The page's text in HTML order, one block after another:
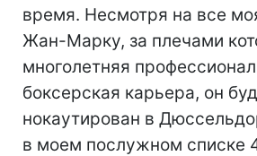
время. Несмотря на все
Жан-Марку, за плечами
многолетняя
боксерская карьера, он
нокаутирован в
в моем послужном списке